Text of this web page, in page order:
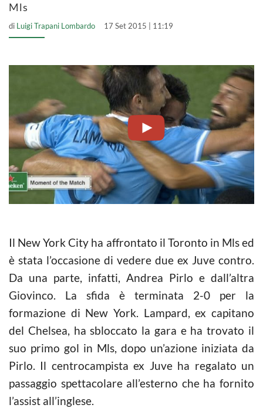
Mls
di Luigi Trapani Lombardo 17 Set 2015 | 11:19
Il New York City ha affrontato il Toronto in Mls ed
è stata l’occasione di vedere due ex Juve contro.
Da una parte, infatti, Andrea Pirlo e dall’altra
Giovinco. La sfida è terminata 2-0 per la
formazione di New York. Lampard, ex capitano
del Chelsea, ha sbloccato la gara e ha trovato il
suo primo gol in Mls, dopo un’azione iniziata da
Pirlo. Il centrocampista ex Juve ha regalato un
passaggio spettacolare all’esterno che ha fornito
l’assist all’inglese.